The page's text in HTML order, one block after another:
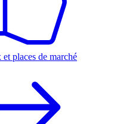
places de marché